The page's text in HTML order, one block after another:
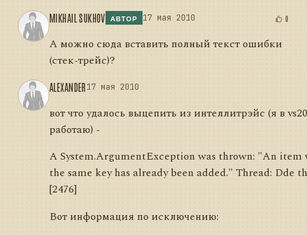
MIKHAIL SUKHOV АВТОР 17 мая 2010 0
А можно сюда вставить полный текст ошибки
(стек-трейс)?
ALEXANDER17 мая 2010
вот что удалось выцепить из интеллитрэйс (я в
работаю) -
A System.ArgumentException was thrown: "An
the same key has already been added." Thread: Dde
[2476]
Вот информация по исключению: